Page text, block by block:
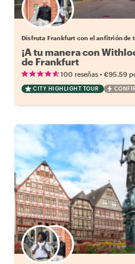
Elige tu local favorito
Disfruta Frankfurt con el anfitrión de
¡A tu manera con
de Frankfurt
100 reseñas • €95.59
CITY HIGHLIGHT TOUR
Elige tu local